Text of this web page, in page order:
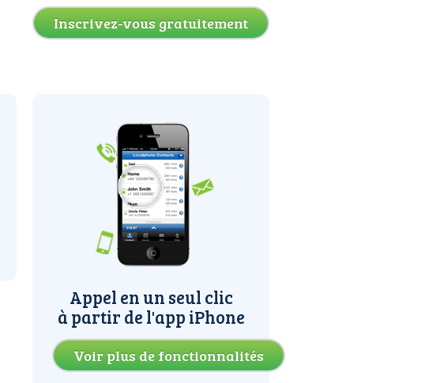
Inscrivez-vous gratuitement
Appel en un seul clic
à partir de l'app iPhone
Voir plus de fonctionnalités